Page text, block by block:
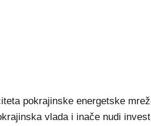
pokrajinske energetske
vlada i inače nudi